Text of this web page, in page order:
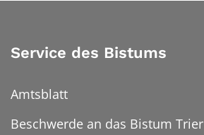
Service des Bistums
Amtsblatt
Beschwerde an das Bistum Trier